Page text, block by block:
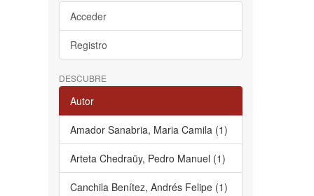
Acceder
Registro
DESCUBRE
Autor
Amador Sanabria, Maria Camila (1)
Arteta Chedraüy, Pedro Manuel (1)
Canchila Benítez, Andrés Felipe (1)